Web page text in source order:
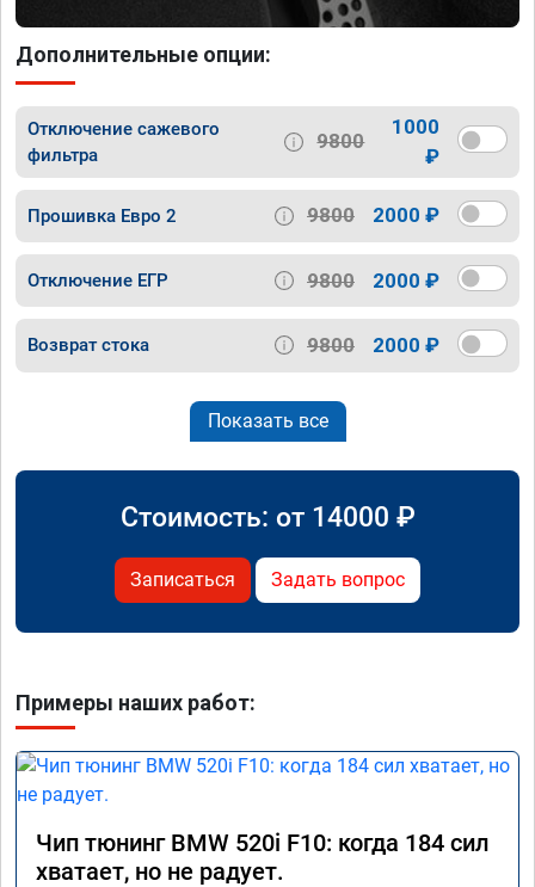
Дополнительные опции:
Отключение сажевого
фильтра
9800
1000
₽
Прошивка Евро 2 9800 2000 ₽
Отключение ЕГР 9800 2000 ₽
Возврат стока 9800 2000 ₽
Показать все
Стоимость: от 14000 ₽
Записаться Задать вопрос
Примеры наших работ:
Чип тюнинг BMW 520i F10: когда 184 сил
хватает, но не радует.